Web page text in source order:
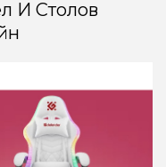
И Столов